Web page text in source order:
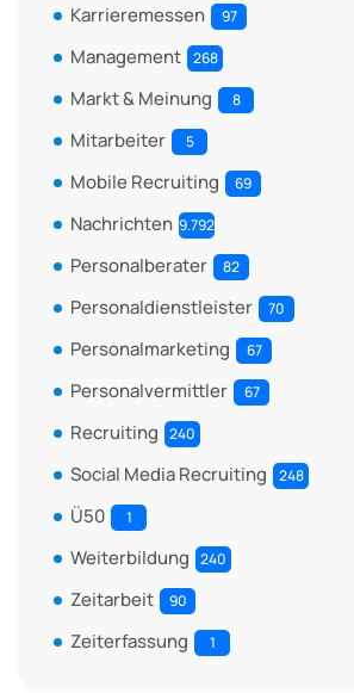
Karrieremessen 97
Management 268
Markt & Meinung 8
Mitarbeiter 5
Mobile Recruiting 69
Nachrichten 9.792
Personalberater 82
Personaldienstleister 70
Personalmarketing 67
Personalvermittler 67
Recruiting 240
Social Media Recruiting 248
Ü50 1
Weiterbildung 240
Zeitarbeit 90
Zeiterfassung 1